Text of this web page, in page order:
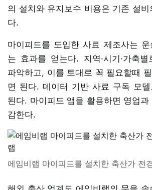
의 설치와 유지보수 비용은 기존 설비
다.
마이피드를 도입한 사료 제조사는
는 효과를 얻는다. 지역·시기·가축
파악하고, 이를 토대로 꼭 필요할때
면 된다. 데이터 기반 사료 구독 모
된다. 마이피드 앱을 활용하면 영업
감한다.
에임비랩 마이피드를 설치한 축산가 전